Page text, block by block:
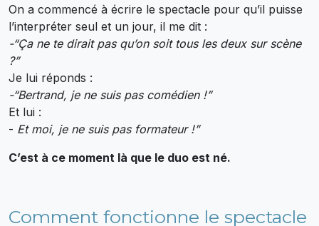
On a commencé à écrire le spectacle pour qu’il puisse
l’interpréter seul et un jour, il me dit :
-“Ça ne te dirait pas qu’on soit tous les deux sur scène
?”
Je lui réponds :
-“Bertrand, je ne suis pas comédien !”
Et lui :
- Et moi, je ne suis pas formateur !”
C’est à ce moment là que le duo est né.
Comment fonctionne le spectacle